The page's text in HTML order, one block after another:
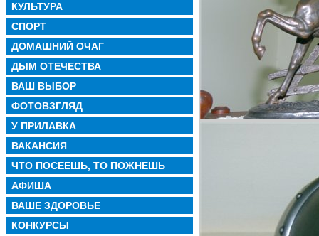
КУЛЬТУРА
СПОРТ
ДОМАШНИЙ ОЧАГ
ДЫМ ОТЕЧЕСТВА
ВАШ ВЫБОР
ФОТОВЗГЛЯД
У ПРИЛАВКА
ВАКАНСИЯ
ЧТО ПОСЕЕШЬ, ТО ПОЖНЕШЬ
АФИША
ВАШЕ ЗДОРОВЬЕ
КОНКУРСЫ